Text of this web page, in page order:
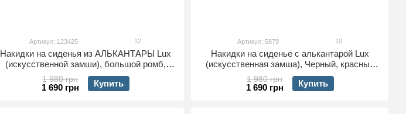
Артикул: 123425 12
Накидки на сиденья из АЛЬКАНТАРЫ Lux
(искусственной замши), большой ромб,
Черный с двойной черной нитью,
Премиум+, Передний комплект
1 980 грн
1 690 грн Купить
Артикул: 5879 10
Накидки на сиденье с алькантарой Lux
(искусственная замша), Черный, красные
соты. Премиум+. 2 передних
1 980 грн
1 690 грн Купить